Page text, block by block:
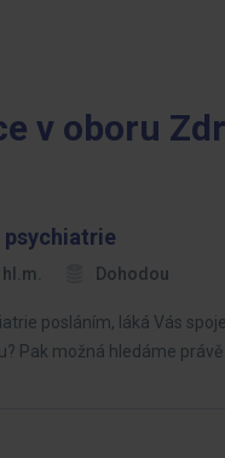
v oboru
psychiatrie
Dohodou
posláním, láká Vás
Pak možná hledáme právě